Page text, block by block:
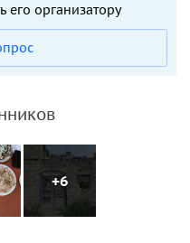
его организатору
+6